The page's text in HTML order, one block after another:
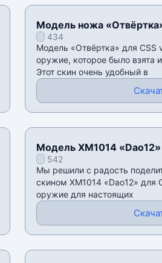
Модель ножа
434
Модель «Отвёртка» для CSS
оружие, которое было взята
Этот скин очень удобный в
Модель XM1014
542
Мы решили с радость
скином XM1014 «Dao12» для
оружие для настоящих